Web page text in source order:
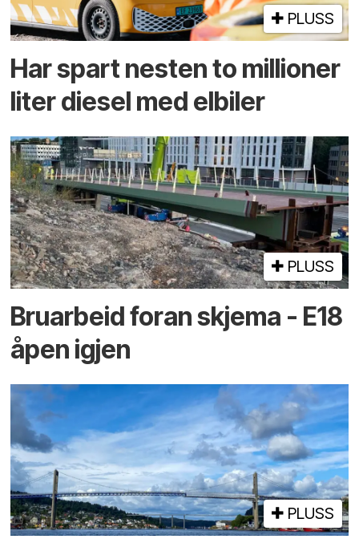
PLUSS
Har spart nesten to millioner
liter diesel med elbiler
PLUSS
Bruarbeid foran skjema - E18
åpen igjen
PLUSS